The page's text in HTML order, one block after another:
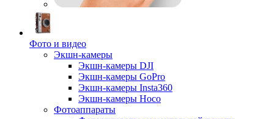
Фото и видео
Экшн-камеры
Экшн-камеры DJI
Экшн-камеры GoPro
Экшн-камеры Insta360
Экшн-камеры Hoco
Фотоаппараты